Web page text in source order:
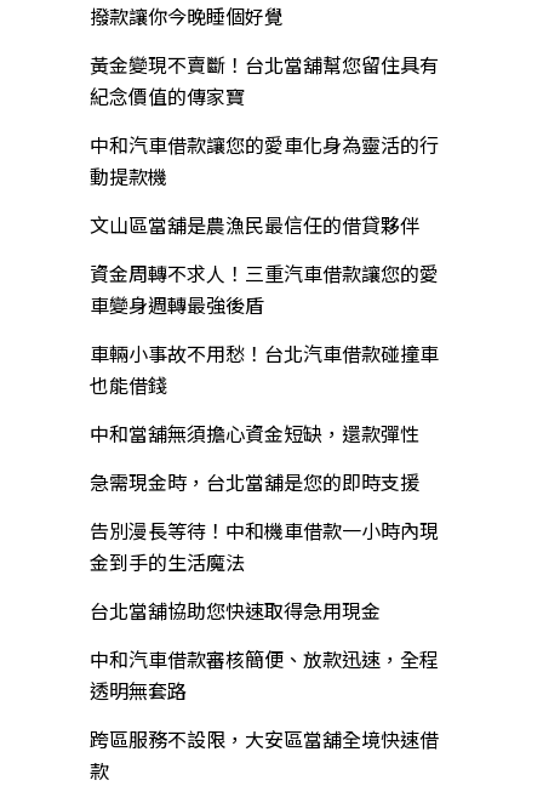
撥款讓你今晚睡個好覺
黃金變現不賣斷！台北當舖幫您留住具有
紀念價值的傳家寶
中和汽車借款讓您的愛車化身為靈活的行
動提款機
文山區當舖是農漁民最信任的借貸夥伴
資金周轉不求人！三重汽車借款讓您的愛
車變身週轉最強後盾
車輛小事故不用愁！台北汽車借款碰撞車
也能借錢
中和當舖無須擔心資金短缺，還款彈性
急需現金時，台北當舖是您的即時支援
告別漫長等待！中和機車借款一小時內現
金到手的生活魔法
台北當舖協助您快速取得急用現金
中和汽車借款審核簡便、放款迅速，全程
透明無套路
跨區服務不設限，大安區當舖全境快速借
款